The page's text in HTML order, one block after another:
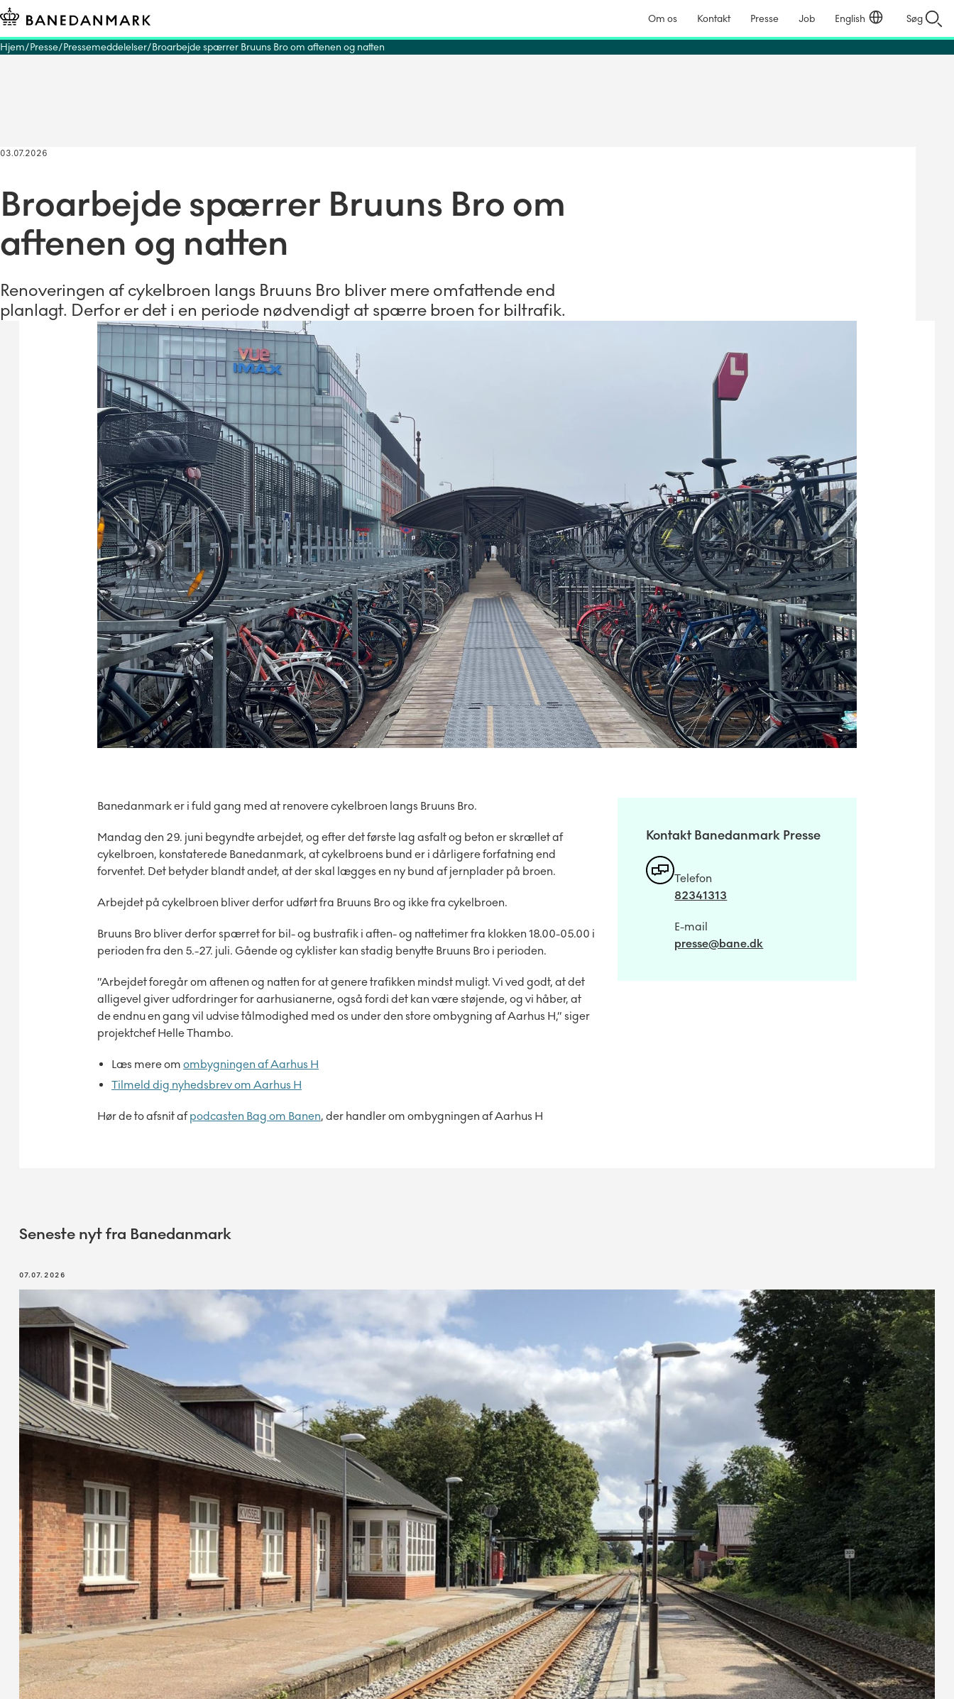
Om os Kontakt Presse Job English Søg
Hjem Presse Pressemeddelelser Broarbejde spærrer Bruuns Bro om aftenen og natten
03.07.2026
Broarbejde spærrer Bruuns Bro om
aftenen og natten
Renoveringen af cykelbroen langs Bruuns Bro bliver mere omfattende end
planlagt. Derfor er det i en periode nødvendigt at spærre broen for biltrafik.
Banedanmark er i fuld gang med at renovere cykelbroen langs Bruuns Bro.
Mandag den 29. juni begyndte arbejdet, og efter det første lag asfalt og beton er skrællet af
cykelbroen, konstaterede Banedanmark, at cykelbroens bund er i dårligere forfatning end
forventet. Det betyder blandt andet, at der skal lægges en ny bund af jernplader på broen.
Arbejdet på cykelbroen bliver derfor udført fra Bruuns Bro og ikke fra cykelbroen.
Bruuns Bro bliver derfor spærret for bil- og bustrafik i aften- og nattetimer fra klokken 18.00-05.00 i
perioden fra den 5.-27. juli. Gående og cyklister kan stadig benytte Bruuns Bro i perioden.
”Arbejdet foregår om aftenen og natten for at genere trafikken mindst muligt. Vi ved godt, at det
alligevel giver udfordringer for aarhusianerne, også fordi det kan være støjende, og vi håber, at
de endnu en gang vil udvise tålmodighed med os under den store ombygning af Aarhus H,” siger
projektchef Helle Thambo.
Læs mere om ombygningen af Aarhus H
Tilmeld dig nyhedsbrev om Aarhus H
Hør de to afsnit afpodcasten Bag om Banen, der handler om ombygningen af Aarhus H
Kontakt Banedanmark Presse
Telefon
82341313
E-mail
presse@bane.dk
Seneste nyt fra Banedanmark
07.07.2026